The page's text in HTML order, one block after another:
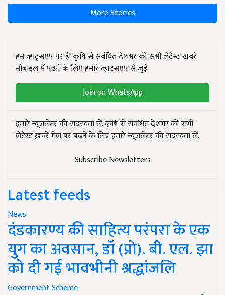
More Stories
हम व्हाट्सएप पर हैं! कृषि से संबंधित देशभर की सभी लेटेस्ट ख़बरें
मोबाइल में पढ़ने के लिए हमारे व्हाट्सएप से जुड़ें.
Join on WhatsApp
हमारे न्यूज़लेटर की सदस्यता लें. कृषि से संबंधित देशभर की सभी
लेटेस्ट ख़बरें मेल पर पढ़ने के लिए हमारे न्यूज़लेटर की सदस्यता लें.
Subscribe Newsletters
Latest feeds
News
दंडकारण्य की साहित्य परंपरा के एक
युग का अवसान, डॉ (प्रो). बी. एल. झा
को दी गई भावभीनी श्रद्धांजलि
Government Scheme